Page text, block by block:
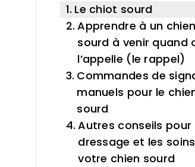
Le chiot sourd
Apprendre à un chien
sourd à venir quand
l’appelle (le rappel)
Commandes de
manuels pour le
sourd
Autres conseils pour
dressage et les
votre chien sourd